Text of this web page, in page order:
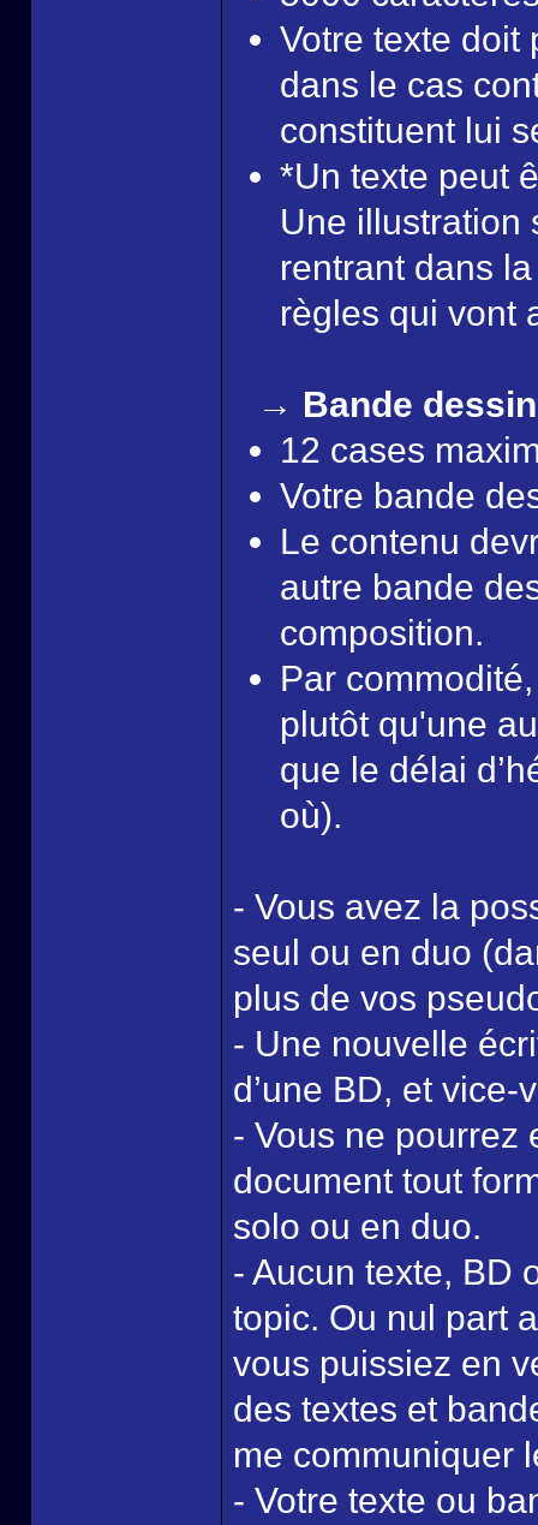
Votre texte doit
dans le cas
constituent lui
*Un texte peut
Une illustration
rentrant dans
règles qui vont
→ Bande
12 cases
Votre bande
Le contenu
autre bande
composition.
Par
plutôt qu'une
que le délai
où).
- Vous avez la
seul ou en duo
plus de vos
- Une nouvelle
d’une BD, et
- Vous ne pourrez
document tout
solo ou en duo.
- Aucun texte, BD
topic. Ou nul part
vous puissiez en
des textes et
me communiquer
- Votre texte ou